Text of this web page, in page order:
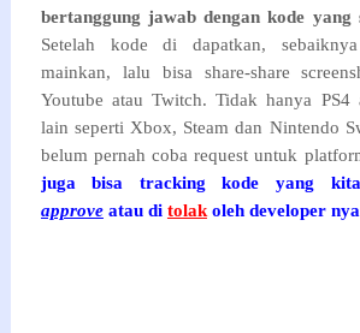
bertanggung jawab dengan kode yang
Setelah kode di dapatkan,
mainkan, lalu bisa share-share
Youtube atau Twitch. Tidak hanya PS4
lain seperti Xbox, Steam dan Nintendo
belum pernah coba request untuk
juga bisa tracking kode yang
approveatau di tolakoleh developer nya